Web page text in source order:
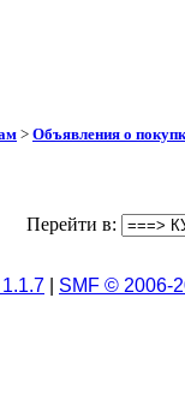
> Объявления о
Перейти в:
SMF © 2006-